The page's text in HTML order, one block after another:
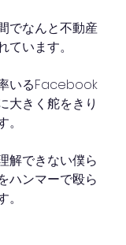
でなんと不動産
います。
いるFacebook
大きく舵をきり
解できない僕ら
ハンマーで殴ら